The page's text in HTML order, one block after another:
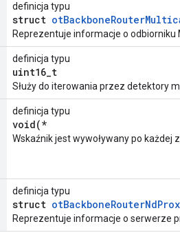
definicja typu
struct
Reprezentuje informacje o odbiorniku
definicja typu
uint16_t
Służy do iterowania przez detektory
definicja typu
void(*
Wskaźnik jest wywoływany po każdej
definicja typu
struct
Reprezentuje informacje o serwerze